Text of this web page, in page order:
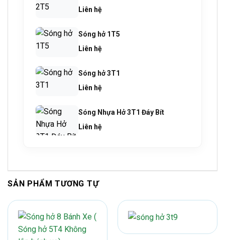
Liên hệ
Sóng hở 1T5
Liên hệ
Sóng hở 3T1
Liên hệ
Sóng Nhựa Hở 3T1 Đáy Bít
Liên hệ
SẢN PHẨM TƯƠNG TỰ